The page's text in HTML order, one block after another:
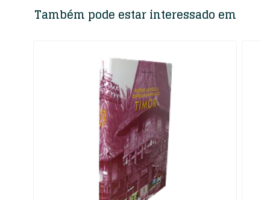
Também pode estar interessado em